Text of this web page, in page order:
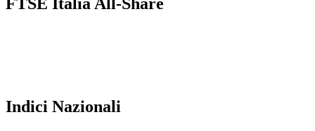
Indici Nazionali